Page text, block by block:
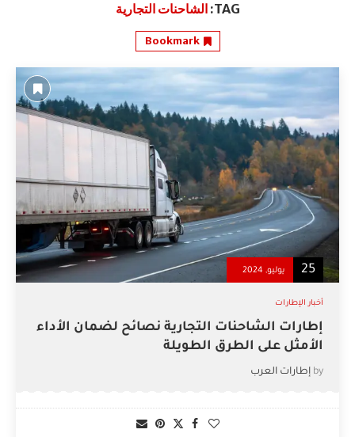
TAG: الشاحنات التجارية
Bookmark
25 يوليو, 2024
أخبار الإطارات
إطارات الشاحنات التجارية نصائح لضمان الأداء
الأمثل على الطرق الطويلة
by إطارات العرب